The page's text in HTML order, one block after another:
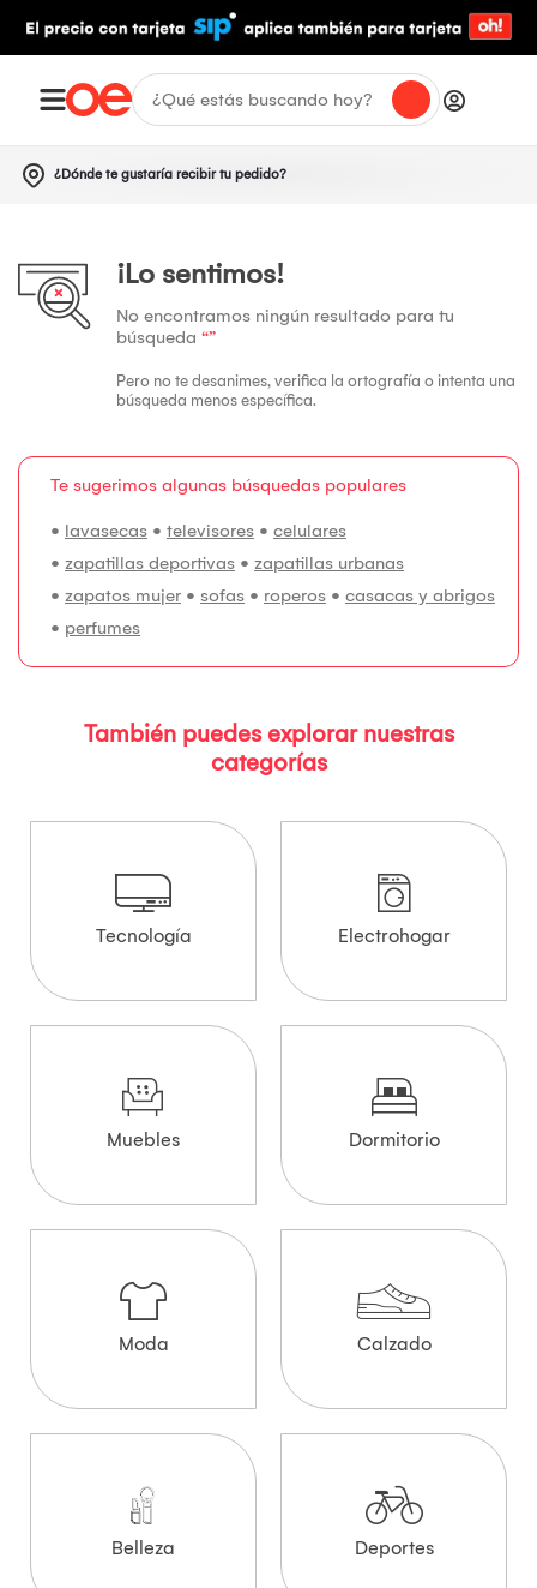
¿Dónde te gustaría recibir tu pedido?
¡Lo sentimos!
No encontramos ningún resultado para tu
búsqueda “”
Pero no te desanimes, verifica la ortografía o intenta una
búsqueda menos específica.
Te sugerimos algunas búsquedas populares
• lavasecas • televisores • celulares
• zapatillas deportivas • zapatillas urbanas
• zapatos mujer • sofas • roperos • casacas y abrigos
• perfumes
También puedes explorar nuestras
categorías
Tecnología Electrohogar
Muebles Dormitorio
Moda Calzado
Belleza Deportes